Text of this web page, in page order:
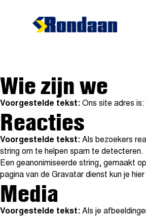
Wie zijn we
Voorgestelde tekst: Ons site adres
Reacties
Voorgestelde tekst: Als bezoekers
string om te helpen spam te detecteren.
Een geanonimiseerde string, gemaakt
pagina van de Gravatar dienst kun je
Media
Voorgestelde tekst: Als je